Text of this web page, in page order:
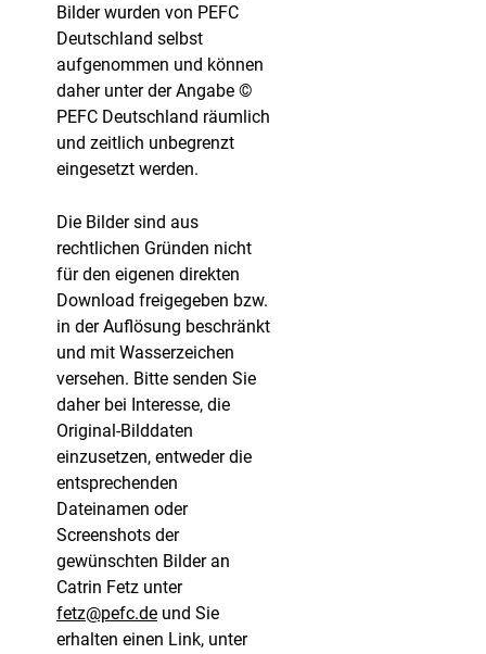
Bilder wurden von PEFC
Deutschland selbst
aufgenommen und können
daher unter der Angabe ©
PEFC Deutschland räumlich
und zeitlich unbegrenzt
eingesetzt werden.
Die Bilder sind aus
rechtlichen Gründen nicht
für den eigenen direkten
Download freigegeben bzw.
in der Auflösung beschränkt
und mit Wasserzeichen
versehen. Bitte senden Sie
daher bei Interesse, die
Original-Bilddaten
einzusetzen, entweder die
entsprechenden
Dateinamen oder
Screenshots der
gewünschten Bilder an
Catrin Fetz unter
fetz@pefc.de und Sie
erhalten einen Link, unter